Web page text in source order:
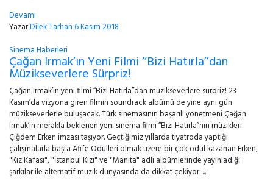
Devamı
YazarDilek Tarhan6 Kasım 2018
Sinema Haberleri
Çağan Irmak’ın Yeni Filmi ‘‘Bizi Hatırla’’dan
Müzikseverlere Sürpriz!
Çağan Irmak’ın yeni filmi ‘‘Bizi Hatırla’’dan müzikseverlere sürpriz! 23
Kasım’da vizyona giren filmin soundrack albümü de yine aynı gün
müzikseverlerle buluşacak. Türk sinemasının başarılı yönetmeni Çağan
Irmak’ın merakla beklenen yeni sinema filmi ‘‘Bizi Hatırla’’nın müzikleri
Çiğdem Erken imzası taşıyor. Geçtiğimiz yıllarda tiyatroda yaptığı
çalışmalarla başta Afife Ödülleri olmak üzere bir çok ödül kazanan Erken,
"Kız Kafası", "İstanbul Kızı" ve "Manita" adlı albümlerinde yayınladığı
şarkılar ile alternatif müzik dünyasında da dikkat çekiyor. ...